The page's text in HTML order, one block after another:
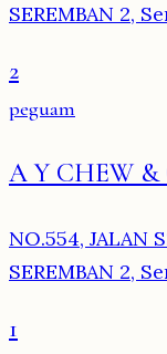
SEREMBAN 2,
2
peguam
A Y CHEW &
NO.554, JALAN
SEREMBAN 2,
1